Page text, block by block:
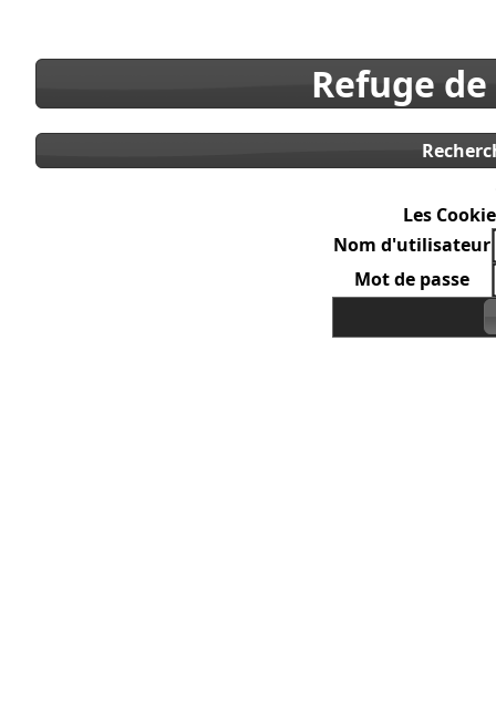
Refuge
Les
Nom d'utilisateur
Mot de passe